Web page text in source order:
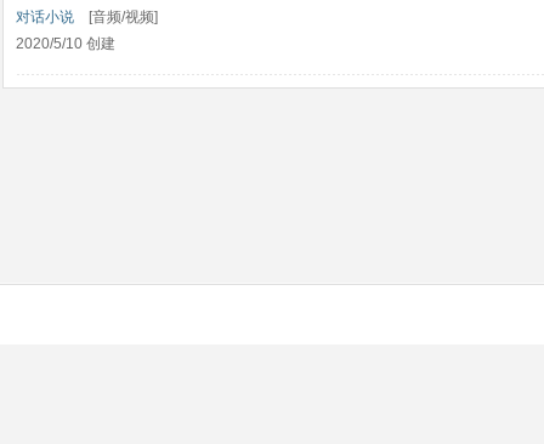
对话小说 [音频/视频]
2020/5/10 创建